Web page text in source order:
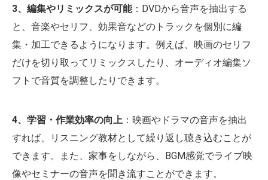
3、編集やリミックスが可能：DVDから音声を抽出する
と、音楽やセリフ、効果音などのトラックを個別に編
集・加工できるようになります。例えば、映画のセリフ
だけを切り取ってリミックスしたり、オーディオ編集ソ
フトで音質を調整したりできます。
4、学習・作業効率の向上 ：映画やドラマの音声を抽出
すれば、リスニング教材として繰り返し聴き込むことが
できます。また、家事をしながら、BGM感覚でライブ映
像やセミナーの音声を聞き流すことができます。